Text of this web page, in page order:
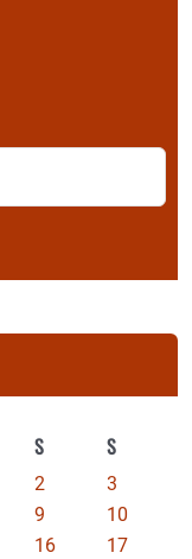
S S
2
3
9
10
16
17